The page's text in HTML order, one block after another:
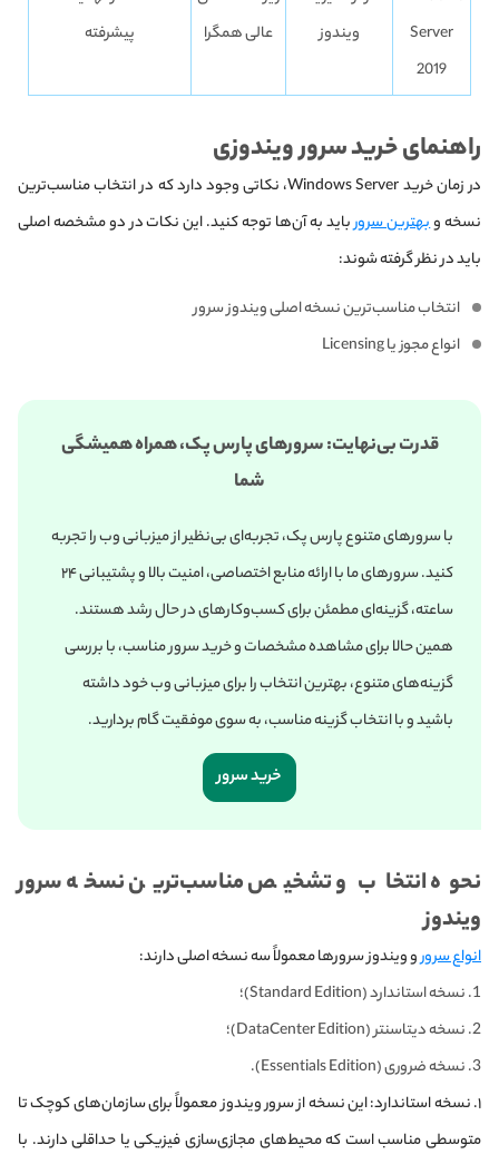
Server
2019
ویندوز
عالی همگرا
پیشرفته
راهنمای خرید سرور ویندوزی
در زمان خرید Windows Server، نکاتی وجود دارد که در انتخاب مناسب‌ترین
نسخه وبهترین سرورباید به آن‌ها توجه کنید. این نکات در دو مشخصه اصلی
باید در نظر گرفته شوند:
انتخاب مناسب‌ترین نسخه اصلی ویندوز سرور
انواع مجوز یا Licensing
قدرت بی‌نهایت: سرورهای پارس پک، همراه همیشگی
شما
با سرورهای متنوع پارس پک، تجربه‌ای بی‌نظیر از میزبانی وب را تجربه
کنید. سرورهای ما با ارائه منابع اختصاصی، امنیت بالا و پشتیبانی ۲۴
ساعته، گزینه‌ای مطمئن برای کسب‌وکارهای در حال رشد هستند.
همین حالا برای مشاهده مشخصات و خرید سرور مناسب، با بررسی
گزینه‌های متنوع، بهترین انتخاب را برای میزبانی وب خود داشته
باشید و با انتخاب گزینه مناسب، به سوی موفقیت گام بردارید.
خرید سرور
نحوه انتخاب و تشخیص مناسب‌ترین نسخه سرور
ویندوز
انواع سرورو ویندوز سرورها معمولاً سه نسخه اصلی دارند:
نسخه‌ استاندارد (Standard Edition)؛
نسخه دیتاسنتر (DataCenter Edition)؛
نسخه ضروری (Essentials Edition).
۱. نسخه استاندارد:
این نسخه از سرور ویندوز معمولاً برای سازمان‌های کوچک تا
متوسطی مناسب است که محیط‌های مجازی‌سازی فیزیکی یا حداقلی دارند. با